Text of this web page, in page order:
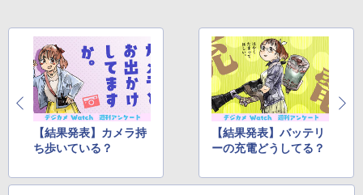
【結果発表】カメラ持
ち歩いている？
【結果発表】バッテリ
ーの充電どうしてる？